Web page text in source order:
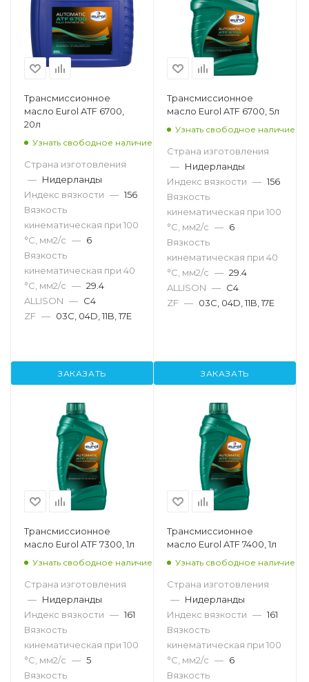
Трансмиссионное
масло Eurol ATF 6700,
20л
Узнать свободное наличие
Страна изготовления
— Нидерланды
Индекс вязкости — 156
Вязкость
кинематическая при 100
°С, мм2/с — 6
Вязкость
кинематическая при 40
°С, мм2/с — 29.4
ALLISON — C4
ZF — 03C, 04D, 11B, 17E
ЗАКАЗАТЬ
Трансмиссионное
масло Eurol ATF 6700, 5л
Узнать свободное наличие
Страна изготовления
— Нидерланды
Индекс вязкости — 156
Вязкость
кинематическая при 100
°С, мм2/с — 6
Вязкость
кинематическая при 40
°С, мм2/с — 29.4
ALLISON — C4
ZF — 03C, 04D, 11B, 17E
ЗАКАЗАТЬ
Трансмиссионное
масло Eurol ATF 7300, 1л
Узнать свободное наличие
Страна изготовления
— Нидерланды
Индекс вязкости — 161
Вязкость
кинематическая при 100
°С, мм2/с — 5
Вязкость
Трансмиссионное
масло Eurol ATF 7400, 1л
Узнать свободное наличие
Страна изготовления
— Нидерланды
Индекс вязкости — 161
Вязкость
кинематическая при 100
°С, мм2/с — 6
Вязкость